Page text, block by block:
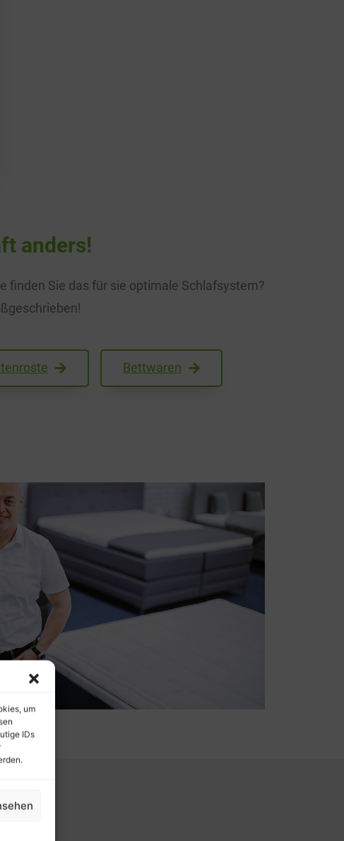
um
IDs
anders!
finden Sie das für sie optimale Schlafsystem?
Bettwaren